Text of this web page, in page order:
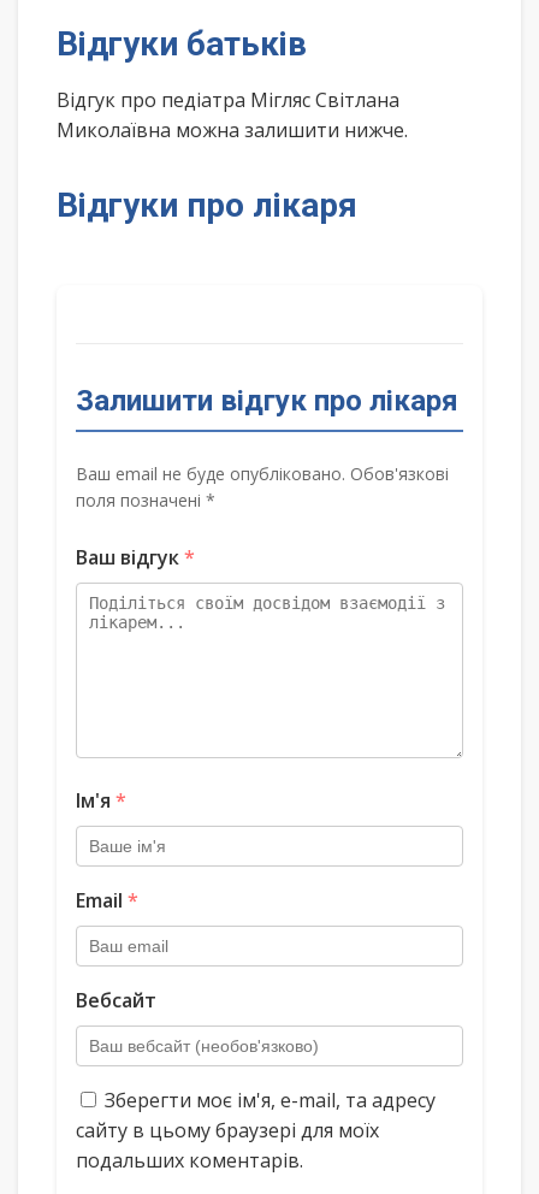
Відгуки батьків
Відгук про педіатра Мігляс Світлана
Миколаївна можна залишити нижче.
Відгуки про лікаря
Залишити відгук про лікаря
Ваш email не буде опубліковано. Обов'язкові
поля позначені *
Ваш відгук*
Ім'я *
Email *
Вебсайт
Зберегти моє ім'я, e-mail, та адресу
сайту в цьому браузері для моїх
подальших коментарів.